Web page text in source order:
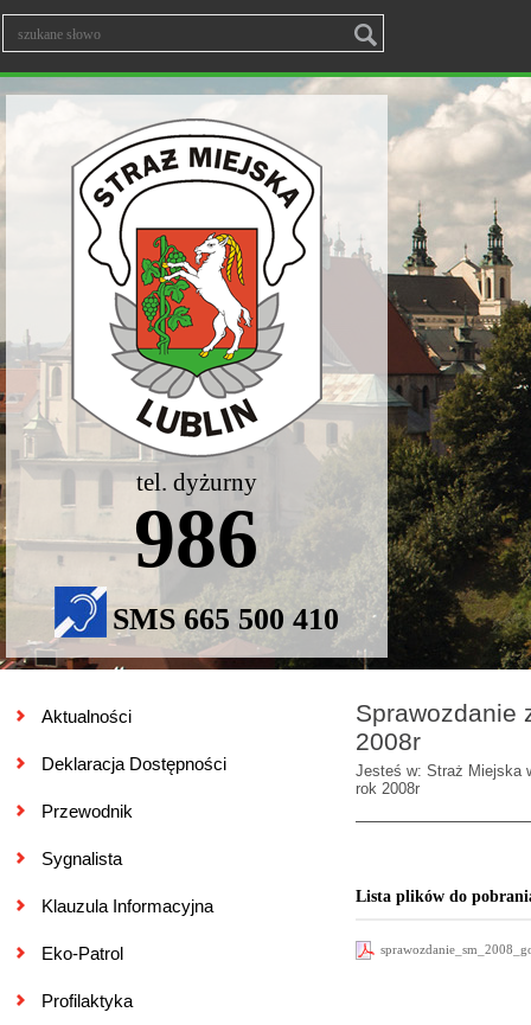
tel. dyżurny
986
SMS 665 500 410
Aktualności
Deklaracja Dostępności
Przewodnik
Sygnalista
Klauzula Informacyjna
Eko-Patrol
Profilaktyka
Sprawozdanie
2008r
Jesteś w: Straż Miejska
rok 2008r
Lista plików do